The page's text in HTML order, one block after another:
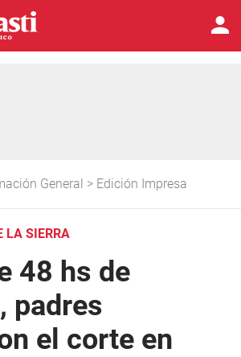
General > Edición Impresa
LA SIERRA
48 hs de
padres
el corte en